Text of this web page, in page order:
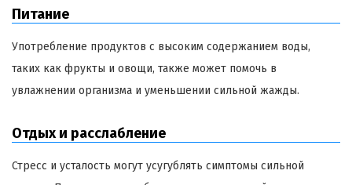
Питание
Употребление продуктов с высоким содержанием воды,
таких как фрукты и овощи, также может помочь в
увлажнении организма и уменьшении сильной жажды.
Отдых и расслабление
Стресс и усталость могут усугублять симптомы сильной